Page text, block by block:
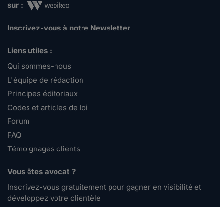
sur :
Inscrivez-vous à notre Newsletter
Liens utiles :
Qui sommes-nous
L'équipe de rédaction
Principes éditoriaux
Codes et articles de loi
Forum
FAQ
Témoignages clients
Vous êtes avocat ?
Inscrivez-vous gratuitement pour gagner en visibilité et
développez votre clientèle